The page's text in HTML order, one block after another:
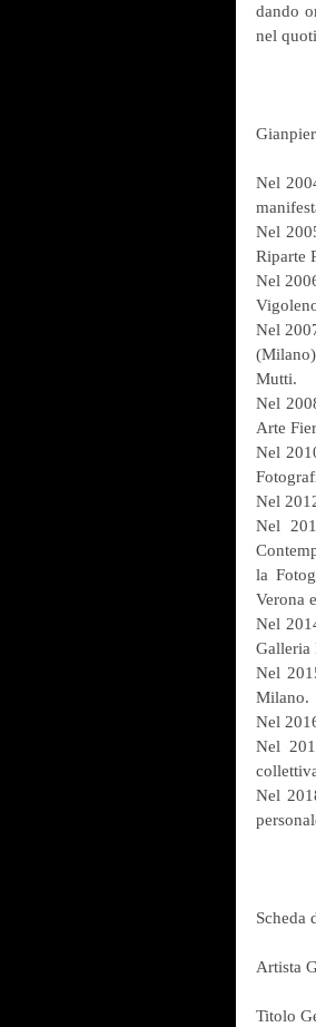
dando
nel
Nel
Nel
Riparte
Nel
Nel
Mutti.
Nel
Arte
Nel
Nel
Nel
la
Verona
Nel
Galleria
Nel
Milano.
Nel
Nel
Nel
Scheda
Artista
Titolo